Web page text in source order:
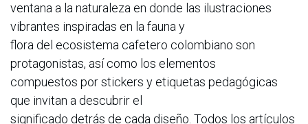
ventana a la naturaleza en donde las ilustraciones
vibrantes inspiradas en la fauna y
flora del ecosistema cafetero colombiano son
protagonistas, así como los elementos
compuestos por stickers y etiquetas pedagógicas
que invitan a descubrir el
significado detrás de cada diseño. Todos los artículos